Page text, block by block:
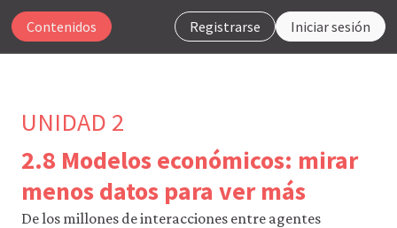
Registrarse Iniciar sesión
Contenidos
que
nuestro
UNIDAD 2
2.8 Modelos económicos: mirar
menos datos para ver más
De los millones de interacciones entre agentes